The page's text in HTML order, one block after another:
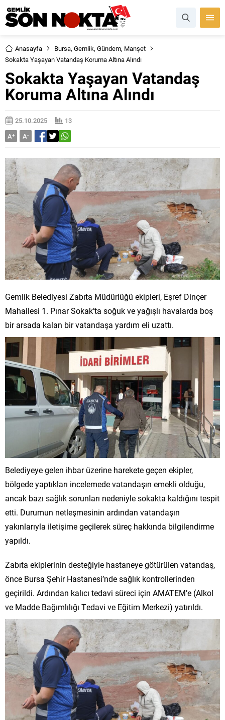
Anasayfa Bursa, Gemlik, Gündem, Manşet
Sokakta Yaşayan Vatandaş Koruma Altına Alındı
Sokakta Yaşayan Vatandaş
Koruma Altına Alındı
25.10.2025
13
A+ A-
Gemlik Belediyesi Zabıta Müdürlüğü ekipleri, Eşref Dinçer
Mahallesi 1. Pınar Sokak’ta soğuk ve yağışlı havalarda boş
bir arsada kalan bir vatandaşa yardım eli uzattı.
Belediyeye gelen ihbar üzerine harekete geçen ekipler,
bölgede yaptıkları incelemede vatandaşın emekli olduğu,
ancak bazı sağlık sorunları nedeniyle sokakta kaldığını tespit
etti. Durumun netleşmesinin ardından vatandaşın
yakınlarıyla iletişime geçilerek süreç hakkında bilgilendirme
yapıldı.
Zabıta ekiplerinin desteğiyle hastaneye götürülen vatandaş,
önce Bursa Şehir Hastanesi’nde sağlık kontrollerinden
geçirildi. Ardından kalıcı tedavi süreci için AMATEM’e (Alkol
ve Madde Bağımlılığı Tedavi ve Eğitim Merkezi) yatırıldı.